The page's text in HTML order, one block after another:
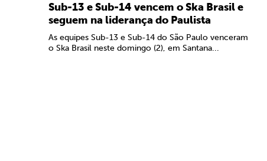
Sub-13 e Sub-14 vencem o Ska Brasil e
seguem na liderança do Paulista
As equipes Sub-13 e Sub-14 do São Paulo venceram
o Ska Brasil neste domingo (2), em Santana...